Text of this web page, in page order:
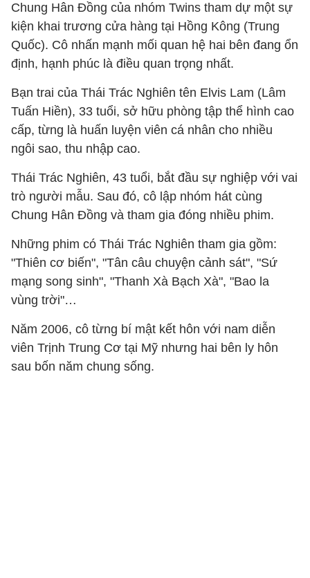
Chung Hân Đồng của nhóm Twins tham dự một sự
kiện khai trương cửa hàng tại Hồng Kông (Trung
Quốc). Cô nhấn mạnh mối quan hệ hai bên đang ổn
định, hạnh phúc là điều quan trọng nhất.
Bạn trai của Thái Trác Nghiên tên Elvis Lam (Lâm
Tuấn Hiền), 33 tuổi, sở hữu phòng tập thể hình cao
cấp, từng là huấn luyện viên cá nhân cho nhiều
ngôi sao, thu nhập cao.
Thái Trác Nghiên, 43 tuổi, bắt đầu sự nghiệp với vai
trò người mẫu. Sau đó, cô lập nhóm hát cùng
Chung Hân Đồng và tham gia đóng nhiều phim.
Những phim có Thái Trác Nghiên tham gia gồm:
"Thiên cơ biến", "Tân câu chuyện cảnh sát", "Sứ
mạng song sinh", "Thanh Xà Bạch Xà", "Bao la
vùng trời"…
Năm 2006, cô từng bí mật kết hôn với nam diễn
viên Trịnh Trung Cơ tại Mỹ nhưng hai bên ly hôn
sau bốn năm chung sống.